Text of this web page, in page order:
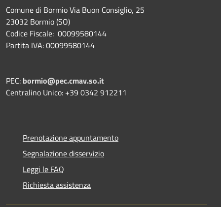
Comune di Bormio Via Buon Consiglio, 25
23032 Bormio (SO)
Codice Fiscale: 00099580144
Partita IVA: 00099580144
PEC: bormio@pec.cmav.so.it
Centralino Unico: +39 0342 912211
Prenotazione appuntamento
Segnalazione disservizio
Leggi le FAQ
Richiesta assistenza